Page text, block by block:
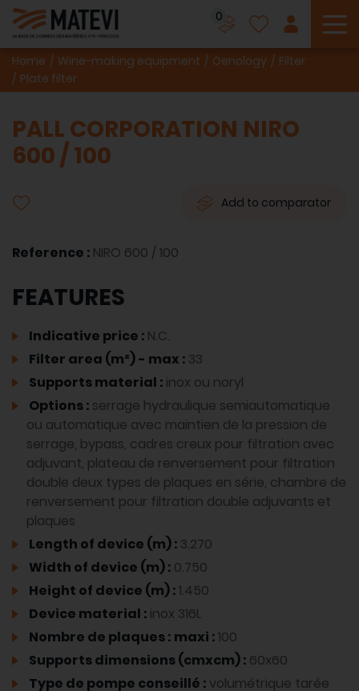
0
Home Wine-making equipment Oenology
Filter
Plate filter
PALL CORPORATION NIRO
600 / 100
Add to comparator
Reference : NIRO 600 / 100
FEATURES
Indicative price : N.C.
Filter area (m²) - max : 33
Supports material : inox ou noryl
Options : serrage hydraulique semiautomatique
ou automatique avec maintien de la pression de
serrage, bypass, cadres creux pour filtration avec
adjuvant, plateau de renversement pour filtration
double deux types de plaques en série, chambre de
renversement pour filtration double adjuvants et
plaques
Length of device (m) : 3.270
Width of device (m) : 0.750
Height of device (m) :1.450
Device material : inox 316L
Nombre de plaques : maxi :100
Supports dimensions (cmxcm) : 60x60
Type de pompe conseillé : volumétrique tarée